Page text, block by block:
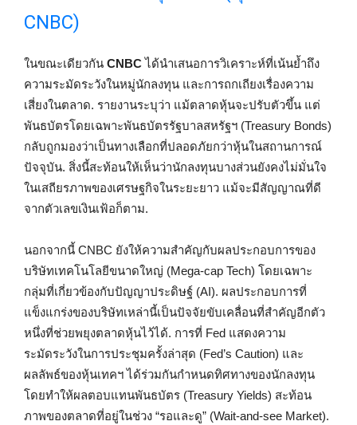
CNBC)
ในขณะเดียวกัน CNBCได้นำเสนอการวิเคราะห์ที่เน้นย้ำถึง
ความระมัดระวังในหมู่นักลงทุน และการถกเถียงเรื่องความ
เสี่ยงในตลาด. รายงานระบุว่า แม้ตลาดหุ้นจะปรับตัวขึ้น แต่
พันธบัตรโดยเฉพาะพันธบัตรรัฐบาลสหรัฐฯ (Treasury Bonds)
กลับถูกมองว่าเป็นทางเลือกที่ปลอดภัยกว่าหุ้นในสถานการณ์
ปัจจุบัน. สิ่งนี้สะท้อนให้เห็นว่านักลงทุนบางส่วนยังคงไม่มั่นใจ
ในเสถียรภาพของเศรษฐกิจในระยะยาว แม้จะมีสัญญาณที่ดี
จากตัวเลขเงินเฟ้อก็ตาม.
นอกจากนี้ CNBC ยังให้ความสำคัญกับผลประกอบการของ
บริษัทเทคโนโลยีขนาดใหญ่ (Mega-cap Tech) โดยเฉพาะ
กลุ่มที่เกี่ยวข้องกับปัญญาประดิษฐ์ (AI). ผลประกอบการที่
แข็งแกร่งของบริษัทเหล่านี้เป็นปัจจัยขับเคลื่อนที่สำคัญอีกตัว
หนึ่งที่ช่วยพยุงตลาดหุ้นไว้ได้. การที่ Fed แสดงความ
ระมัดระวังในการประชุมครั้งล่าสุด (Fed’s Caution) และ
ผลลัพธ์ของหุ้นเทคฯ ได้ร่วมกันกำหนดทิศทางของนักลงทุน
โดยทำให้ผลตอบแทนพันธบัตร (Treasury Yields) สะท้อน
ภาพของตลาดที่อยู่ในช่วง “รอและดู” (Wait-and-see Market).